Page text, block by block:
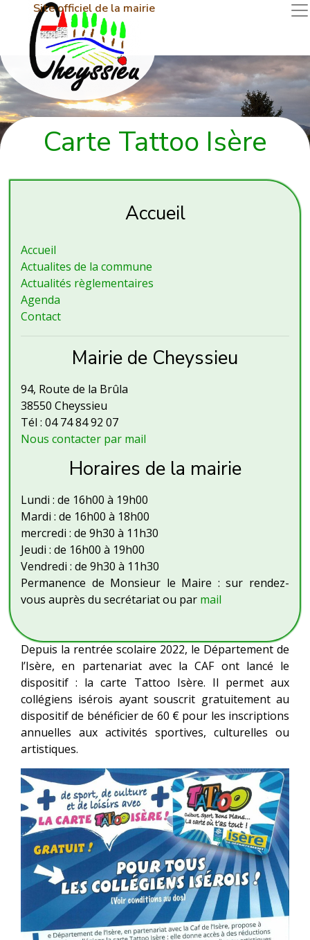
Site officiel de la mairie
Carte Tattoo Isère
Accueil
Accueil
Actualites de la commune
Actualités règlementaires
Agenda
Contact
Mairie de Cheyssieu
94, Route de la Brûla
38550 Cheyssieu
Tél : 04 74 84 92 07
Nous contacter par mail
Horaires de la mairie
Lundi : de 16h00 à 19h00
Mardi : de 16h00 à 18h00
mercredi : de 9h30 à 11h30
Jeudi : de 16h00 à 19h00
Vendredi : de 9h30 à 11h30
Permanence de Monsieur le Maire : sur rendez-
vous auprès du secrétariat ou par mail
Depuis la rentrée scolaire 2022, le Département de
l’Isère, en partenariat avec la CAF ont lancé le
dispositif : la carte Tattoo Isère. Il permet aux
collégiens isérois ayant souscrit gratuitement au
dispositif de bénéficier de 60 € pour les inscriptions
annuelles aux activités sportives, culturelles ou
artistiques.